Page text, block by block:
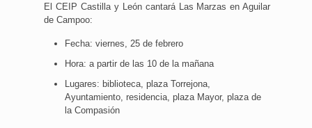
El CEIP Castilla y León cantará Las Marzas en Aguilar
de Campoo:
Fecha: viernes, 25 de febrero
Hora: a partir de las 10 de la mañana
Lugares: biblioteca, plaza Torrejona,
Ayuntamiento, residencia, plaza Mayor, plaza de
la Compasión